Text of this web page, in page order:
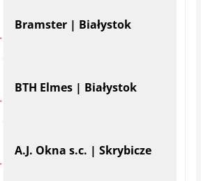
BTH Elmes | Białystok
A.J. Okna s.c. | Skrybicze
TOMLUX Okna&Drzwi |
Białystok